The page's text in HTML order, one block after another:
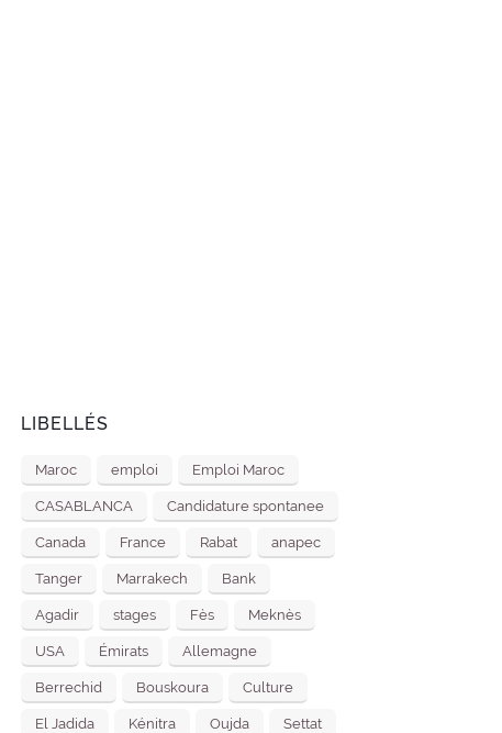
LIBELLÉS
Maroc emploi Emploi Maroc
CASABLANCA Candidature spontanee
Canada France Rabat anapec
Tanger Marrakech Bank
Agadir stages Fès Meknès
USA Émirats Allemagne
Berrechid Bouskoura Culture
El Jadida Kénitra Oujda Settat